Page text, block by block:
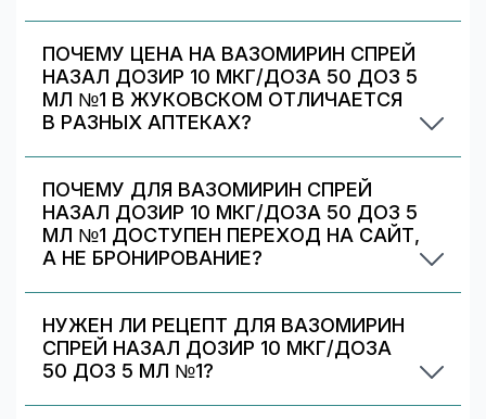
вариант Вазомирин. На странице есть список
альтернативных дозировок/упаковок —
сравните наличие и цену. Подбор дозировки
должен выполняться врачом.
ПОЧЕМУ ЦЕНА НА ВАЗОМИРИН СПРЕЙ
НАЗАЛ ДОЗИР 10 МКГ/ДОЗА 50 ДОЗ 5
МЛ №1 В ЖУКОВСКОМ ОТЛИЧАЕТСЯ
В РАЗНЫХ АПТЕКАХ?
сети. На 009.рф вы видите предложения
разных аптек в Жуковском — выбирайте самое
выгодное и удобное по адресу/времени
работы.
ПОЧЕМУ ДЛЯ ВАЗОМИРИН СПРЕЙ
НАЗАЛ ДОЗИР 10 МКГ/ДОЗА 50 ДОЗ 5
МЛ №1 ДОСТУПЕН ПЕРЕХОД НА САЙТ,
А НЕ БРОНИРОВАНИЕ?
перехода на их сайт. Вы можете выбрать
аптеку с бронированием (если есть) или
перейти на сайт партнёра для оформления.
НУЖЕН ЛИ РЕЦЕПТ ДЛЯ ВАЗОМИРИН
СПРЕЙ НАЗАЛ ДОЗИР 10 МКГ/ДОЗА
50 ДОЗ 5 МЛ №1?